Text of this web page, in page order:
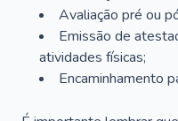
Avaliação pré ou
Emissão de
atividades físicas;
Encaminhamento